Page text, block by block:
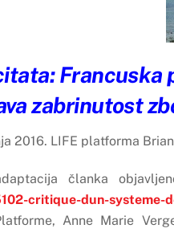
Francuska
zabrinutost
2016. LIFE platforma
članka
critique-dun-systeme-
Anne Marie